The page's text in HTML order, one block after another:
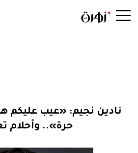
نادين نجيم: «عيب عليكم
حرة».. وأحلام